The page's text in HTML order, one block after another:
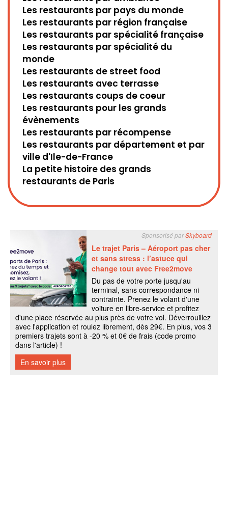
Les restaurants par pays du monde
Les restaurants par région française
Les restaurants par spécialité française
Les restaurants par spécialité du
monde
Les restaurants de street food
Les restaurants avec terrasse
Les restaurants coups de coeur
Les restaurants pour les grands
évènements
Les restaurants par récompense
Les restaurants par département et par
ville d'Ile-de-France
La petite histoire des grands
restaurants de Paris